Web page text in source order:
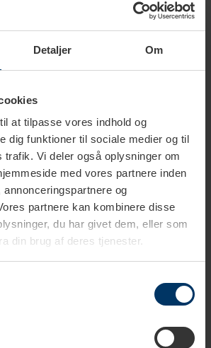
Detaljer Om
at tilpasse vores indhold og
dig funktioner til sociale medier og til
trafik. Vi deler også oplysninger om
med vores partnere inden
og
partnere kan kombinere disse
du har givet dem, eller som
din brug af deres tjenester.
Kaffe Mixpakke 2,1kg Hele kaffebønner
DKK
DKK
Kaffe Mixpakke 2,5kg Hele kaffebønner
DKK
Tilføj til kurv
Kaffe Mixpakke 5,2kg Hele kaffebønner